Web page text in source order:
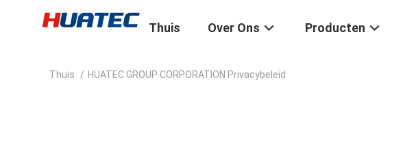
Thuis Over Ons Producten
Thuis / HUATEC GROUP CORPORATION Privacybeleid